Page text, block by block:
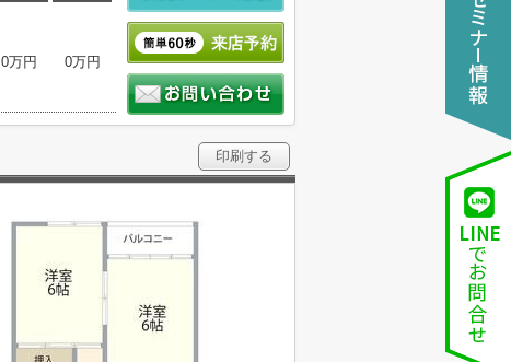
0万円 0万円
印刷する